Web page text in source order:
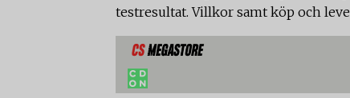
testresultat. Villkor samt köp och